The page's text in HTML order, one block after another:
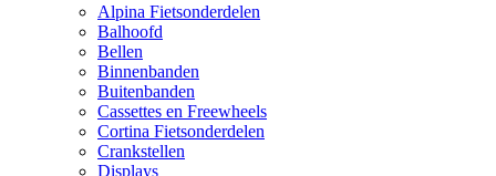
Alpina Fietsonderdelen
Balhoofd
Bellen
Binnenbanden
Buitenbanden
Cassettes en Freewheels
Cortina Fietsonderdelen
Crankstellen
Displays